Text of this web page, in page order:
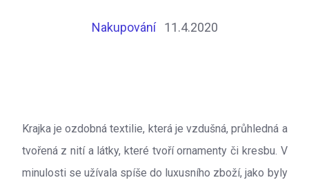
Nakupování 11.4.2020
Krajka je ozdobná textilie, která je vzdušná, průhledná a
tvořená z nití a látky, které tvoří ornamenty či kresbu. V
minulosti se užívala spíše do luxusního zboží, jako byly